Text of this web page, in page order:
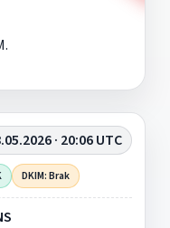
· 20:06 UTC
DKIM: Brak